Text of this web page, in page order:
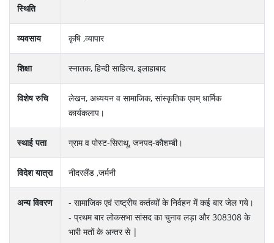
स्थिति
व्यवसाय कृषि ,व्यापार
शिक्षा स्नातक, हिन्दी साहित्य, इलाहाबाद
विशेष रुचि
लेखन, अध्ययन व सामाजिक, सांस्कृतिक एवम् धार्मिक
कार्यकलाप।
स्थाई पता ग्राम व पोस्ट-सिराथू, जनपद-कौशम्बी।
विदेश यात्रा नीदरलैंड ,जर्मनी
अन्य विवरण
- सामाजिक एवं राष्ट्रीय कर्तव्यों के निर्वहन में कई बार जेल गये।
- प्रथम बार लोकसभा सांसद का चुनाव लड़ा और 308308 के
भारी मतों के अन्तर से |